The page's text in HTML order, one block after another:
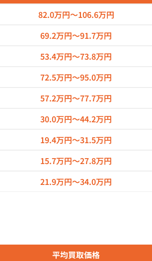
82.0万円～106.6万円
69.2万円～91.7万円
53.4万円～73.8万円
72.5万円～95.0万円
57.2万円～77.7万円
30.0万円～44.2万円
19.4万円～31.5万円
15.7万円～27.8万円
21.9万円～34.0万円
平均買取価格